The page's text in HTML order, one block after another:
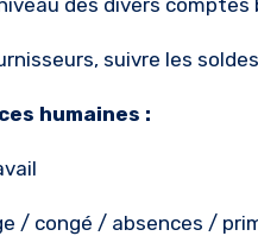
des divers comptes
suivre les
humaines :
/ congé / absences /